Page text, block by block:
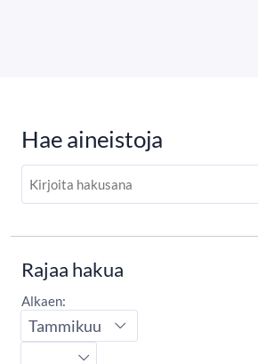
Hae aineistoja
Rajaa hakua
Alkaen:
Aloituskuukausi
Aloitusvuosi